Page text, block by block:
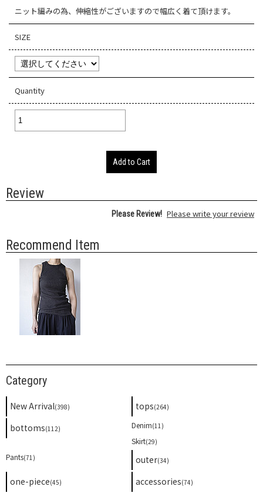
ニット編みの為、伸縮性がございますので幅広く着て頂けます。
SIZE
Quantity
Add to Cart
Review
Please Review! Please write your review
Recommend Item
Category
New Arrival(398) tops(264)
bottoms(112) Denim(11)
Skirt(29)
Pants(71) outer(34)
one-piece(45) accessories(74)